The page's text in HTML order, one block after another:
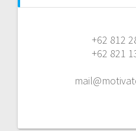
+62 812
+62 821